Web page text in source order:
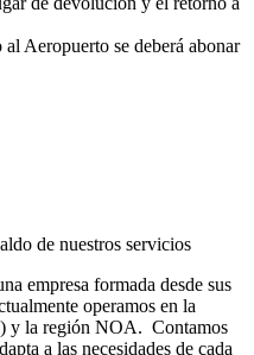
Aeropuerto se deberá abonar
de nuestros servicios
empresa formada desde sus
operamos en la
y la región NOA. Contamos
a las necesidades de cada